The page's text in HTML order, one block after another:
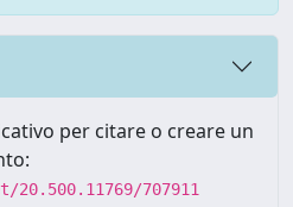
per citare o creare un
707911